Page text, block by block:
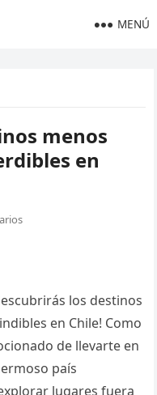
MENÚ
menos
en
los destinos
en Chile! Como
de llevarte en
país
lugares fuera